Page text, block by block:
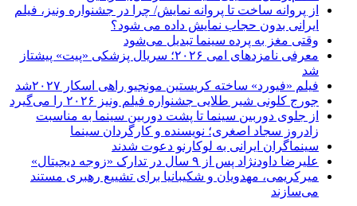
از پروانه ساخت تا پروانه نمایش/ چرا در جشنواره ونیز، فیلم
ایرانی بدون حجاب نمایش داده می شود؟
وقتی مغز به پرده سینما تبدیل می‌شود
معرفی نامزدهای امی ۲۰۲۶؛ سریال پزشکی «پیت» پیشتاز
شد
فیلم «فیورد» ساخته کریستین مونجیو راهی اسکار ۲۰۲۷شد
جورج کلونی شیر طلایی جشنواره فیلم ونیز ۲۰۲۶ را می‌گیرد
از جلوی دوربین سینما تا پشت دوربین سینما به مناسبت
زادروز سجاد اصغری؛ نویسنده و کارگردان سینما
سینماگران ایرانی به لوکارنو دعوت شدند
علیرضا داودنژاد پس از ۹ سال در تدارک «زوجه دیجیتال»
میرکریمی، مهدویان و شکیبانیا برای تشییع رهبری مستند
می‌سازند